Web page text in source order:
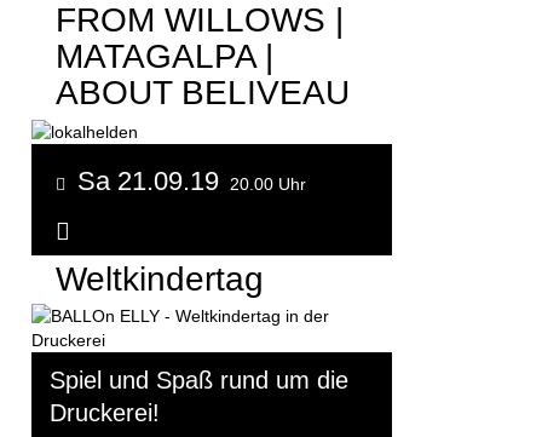
FROM WILLOWS |
MATAGALPA |
ABOUT BELIVEAU
Sa 21.09.19 20.00 Uhr
Weltkindertag
Spiel und Spaß rund um die
Druckerei!